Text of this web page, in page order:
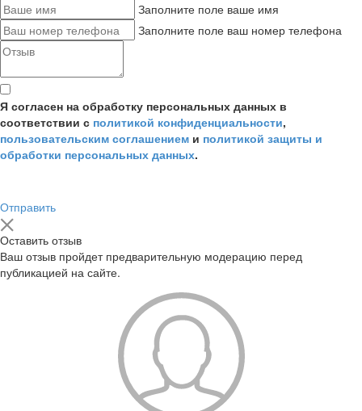
Заполните поле ваше имя
Заполните поле ваш номер телефона
Я согласен на обработку персональных данных в
соответствии с политикой конфиденциальности,
пользовательским соглашением и политикой защиты и
обработки персональных данных.
Отправить
Оставить отзыв
Ваш отзыв пройдет предварительную модерацию перед
публикацией на сайте.